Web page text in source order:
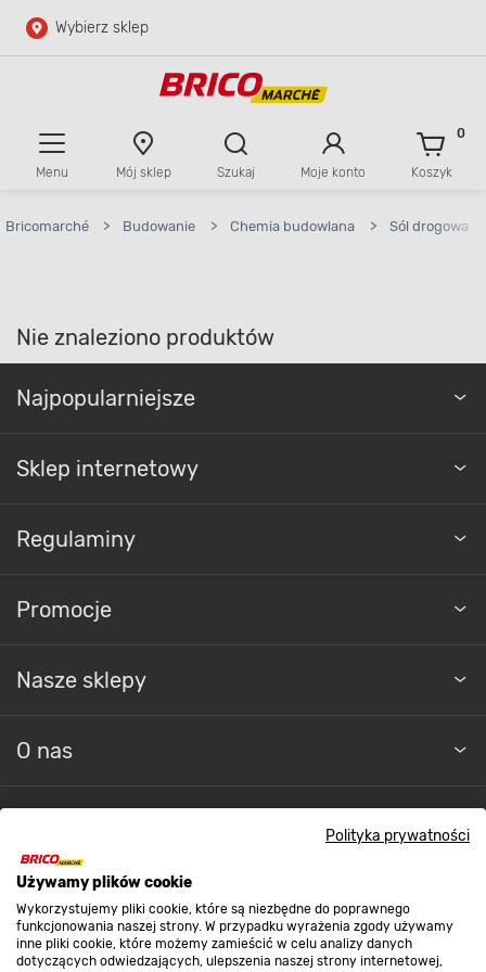
Polityka prywatności
Używamy plików cookie
Wykorzystujemy pliki cookie, które są niezbędne do poprawnego
funkcjonowania naszej strony. W przypadku wyrażenia zgody używamy
inne pliki cookie, które możemy zamieścić w celu analizy danych
dotyczących odwiedzających, ulepszenia naszej strony internetowej,
Przejdź do głównej zawartości
Wybierz sklep
Menu Mój sklep Szukaj Moje konto Koszyk
0
Bricomarché > Budowanie > Chemia budowlana > Sól drogowa
Nie znaleziono produktów
Najpopularniejsze
Sklep internetowy
Regulaminy
Promocje
Nasze sklepy
O nas
Strefa biznesu